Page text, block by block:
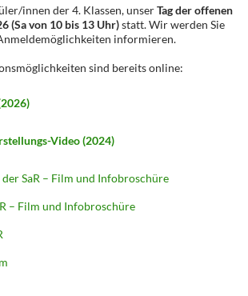
innen der 4. Klassen, unserTag der offenen
(Sa von 10 bis 13 Uhr)statt. Wir werden Sie
informieren.
sind bereits online:
Video (2024)
SaR – Film und Infobroschüre
– Film und Infobroschüre